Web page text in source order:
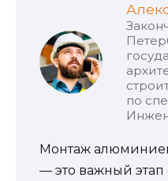
по
Монтаж
— это важный этап